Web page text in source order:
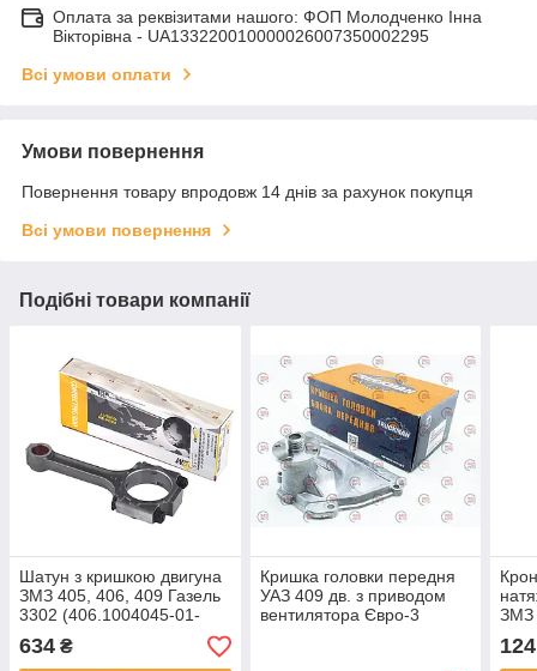
Оплата за реквізитами нашого: ФОП Молодченко Інна
Вікторівна - UA133220010000026007350002295
Всі умови оплати
Умови повернення
Повернення товару впродовж 14 днів за рахунок покупця
Всі умови повернення
Подібні товари компанії
Шатун з кришкою двигуна
ЗМЗ 405, 406, 409 Газель
3302 (406.1004045-01-
OEM*)
634 ₴
Кришка головки передня
УАЗ 409 дв. з приводом
вентилятора Євро-3
ЗМЗ
124